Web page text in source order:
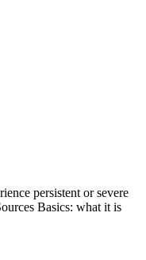
persistent or severe
Basics: what it is